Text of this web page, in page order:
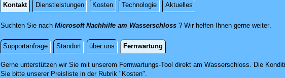
Kontakt Dienstleistungen Kosten Technologie Aktuelles
Kontakt
Suchten Sie nach Microsoft Nachhilfe am Wasserschloss? Wir helfen Ihnen gerne weiter.
Supportanfrage Standort über uns Fernwartung
Fernwartung
Gerne unterstützen wir Sie mit unserem Fernwartungs-Tool direkt am Wasserschloss.
Die
Sie bitte unserer Preisliste in der Rubrik "Kosten".